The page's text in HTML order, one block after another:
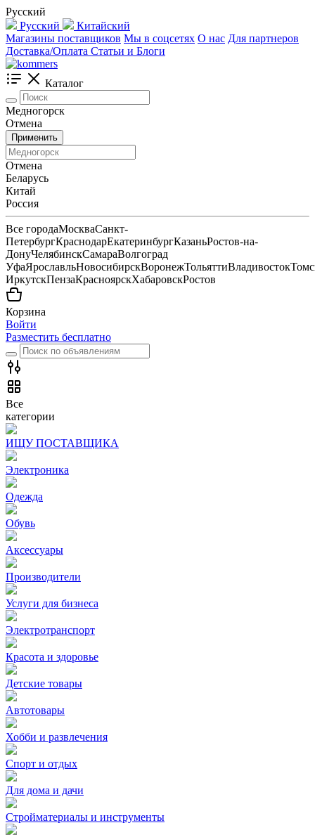
Русский
Русский
Китайский
Магазины поставщиков Мы в соцсетях О нас Для партнеров
Доставка/Оплата Статьи и Блоги
Каталог
Медногорск
Отмена
Применить
Отмена
Беларусь
Китай
Россия
Все городаМоскваСанкт-
ПетербургКраснодарЕкатеринбургКазаньРостов-на-
ДонуЧелябинскСамараВолгоград
УфаЯрославльНовосибирскВоронежТольяттиВладивосток
ИркутскПензаКрасноярскХабаровскРостов
Корзина
Войти
Разместить бесплатно
Все
категории
ИЩУ ПОСТАВЩИКА
Электроника
Одежда
Обувь
Аксессуары
Производители
Услуги для бизнеса
Электротранспорт
Красота и здоровье
Детские товары
Автотовары
Хобби и развлечения
Спорт и отдых
Для дома и дачи
Стройматериалы и инструменты